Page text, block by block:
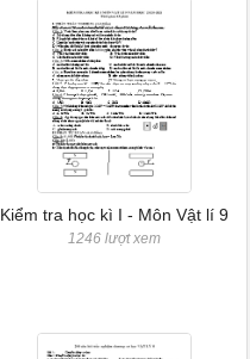
Kiểm tra học kì I - Môn Vật lí 9
1246 lượt xem